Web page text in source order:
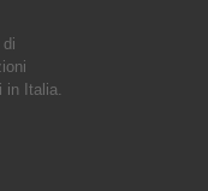
Italia.